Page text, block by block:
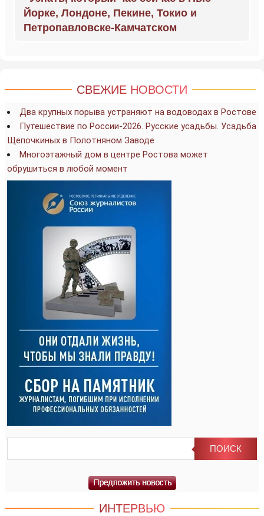
Йорке, Лондоне, Пекине, Токио и
Петропавловске-Камчатском
СВЕЖИЕ НОВОСТИ
Два крупных порыва устраняют на водоводах в Ростове
Путешествие по России-2026. Русские усадьбы. Усадьба
Щепочкиных в Полотняном Заводе
Многоэтажный дом в центре Ростова может
обрушиться в любой момент
ИНТЕРВЬЮ